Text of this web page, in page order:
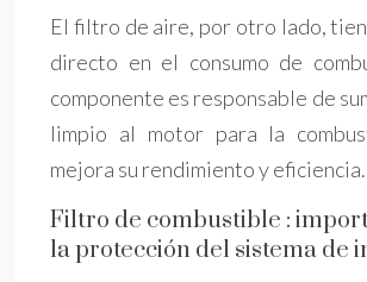
El filtro de aire, por otro lado,
directo en el consumo de
componente es responsable de
limpio al motor para la
mejora su rendimiento y eficiencia.
Filtro de combustible :
la protección del sistema de